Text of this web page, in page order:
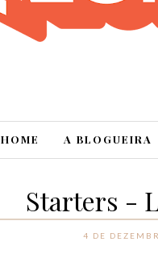
HOME A BLOGUEIRA
Starters -
4 DE